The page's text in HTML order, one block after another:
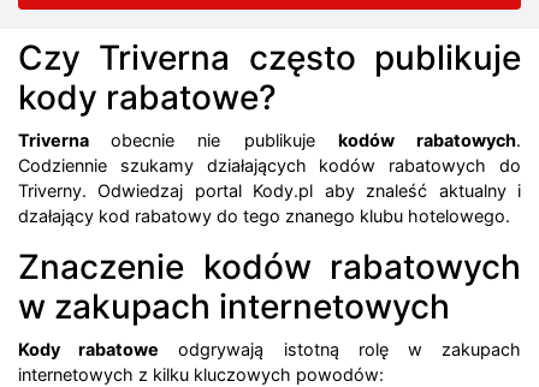
Czy Triverna często publikuje
kody rabatowe?
Trivernaobecnie nie publikuje kodów rabatowych.
Codziennie szukamy działających kodów rabatowych do
Triverny. Odwiedzaj portal Kody.pl aby znaleść aktualny i
dzałający kod rabatowy do tego znanego klubu hotelowego.
Znaczenie kodów rabatowych
w zakupach internetowych
Kody rabatowe odgrywają istotną rolę w zakupach
internetowych z kilku kluczowych powodów: